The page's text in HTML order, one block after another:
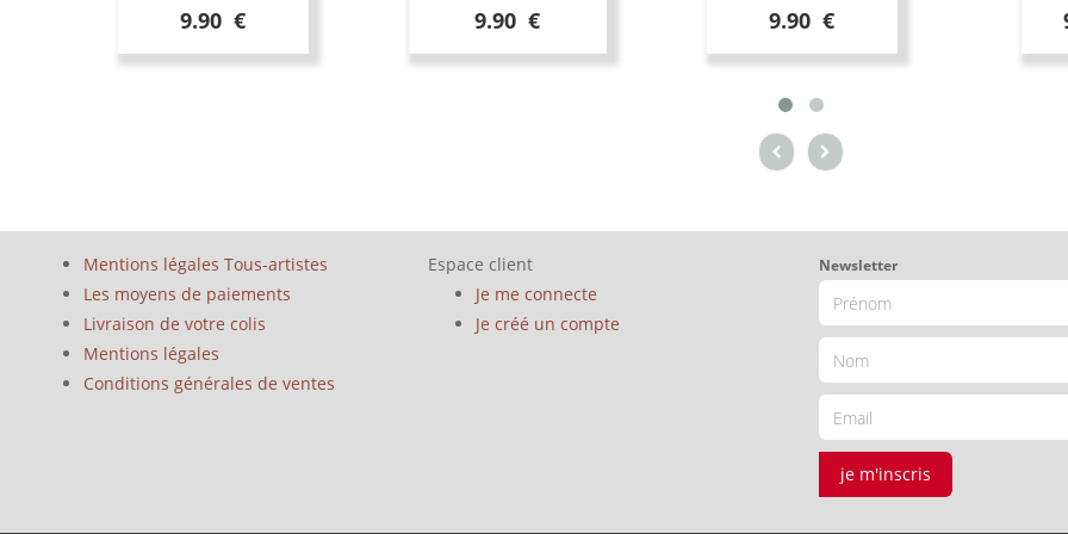
9.90 € 9.90 € 9.90 €
Mentions légales Tous-artistes
Les moyens de paiements
Livraison de votre colis
Mentions légales
Conditions générales de ventes
Espace client
Je me connecte
Je créé un compte
Newsletter
je m'inscris